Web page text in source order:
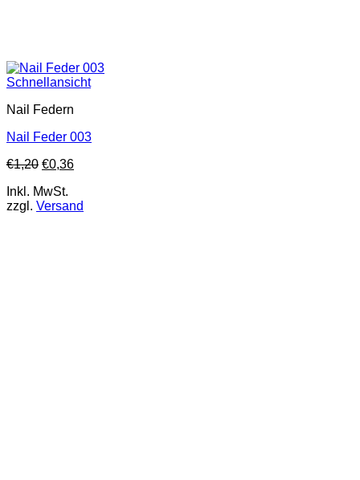
Schnellansicht
Nail Federn
Nail Feder 003
€1,20 €0,36
Inkl. MwSt.
zzgl. Versand